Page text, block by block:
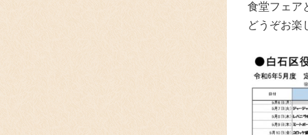
食堂フェア
どうぞお楽